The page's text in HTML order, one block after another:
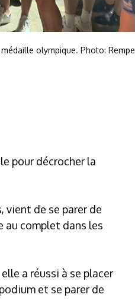
olympique. Photo: Rempe
pour décrocher la
vient de se parer de
au complet dans les
a réussi à se placer
et se parer de